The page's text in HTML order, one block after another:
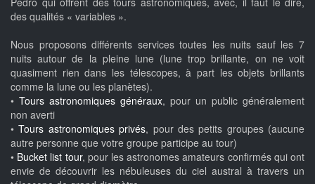
des qualités « variables ».
Nous proposons différents services toutes les nuits sauf les 7
nuits autour de la pleine lune (lune trop brillante, on ne voit
quasiment rien dans les télescopes, à part les objets brillants
comme la lune ou les planètes).
• Tours astronomiques généraux, pour un public généralement
non averti
•Tours astronomiques privés, pour des petits groupes (aucune
autre personne que votre groupe participe au tour)
• Bucket list tour, pour les astronomes amateurs confirmés qui ont
envie de découvrir les nébuleuses du ciel austral à travers un